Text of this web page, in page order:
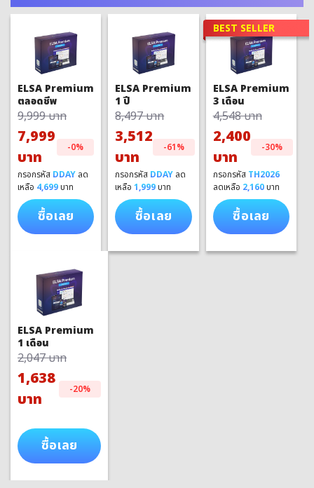
ELSA Premium
ตลอดชีพ
9,999 บาท
7,999
บาท
-0%
กรอกรหัส DDAY ลด
เหลือ 4,699บาท
ซื้อเลย
ELSA Premium
1 ปี
8,497 บาท
3,512
บาท
-61%
กรอกรหัส DDAY ลด
เหลือ1,999บาท
ซื้อเลย
BEST SELLER
ELSA Premium
3 เดือน
4,548 บาท
2,400
บาท
-30%
กรอกรหัส TH2026
ลดเหลือ 2,160บาท
ซื้อเลย
ELSA Premium
1 เดือน
2,047 บาท
1,638
บาท
-20%
ซื้อเลย